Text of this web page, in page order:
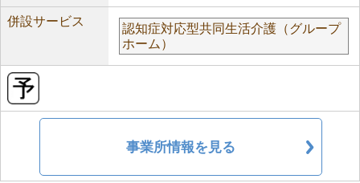
併設サービス
認知症対応型共同生活介護（グループ
ホーム）
事業所情報を見る